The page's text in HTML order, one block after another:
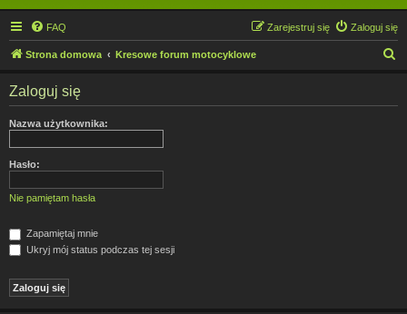
FAQ Zaloguj się
Zarejestruj się
Strona domowa Kresowe forum motocyklowe
Zaloguj się
Nazwa użytkownika:
Hasło:
Nie pamiętam hasła
Zapamiętaj mnie
Ukryj mój status podczas tej sesji